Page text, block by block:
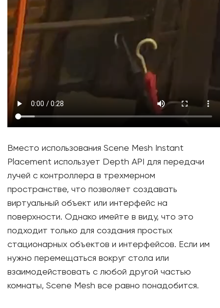
Вместо использования Scene Mesh Instant
Placement использует Depth API для передачи
лучей с контроллера в трехмерном
пространстве, что позволяет создавать
виртуальный объект или интерфейс на
поверхности. Однако имейте в виду, что это
подходит только для создания простых
стационарных объектов и интерфейсов. Если им
нужно перемещаться вокруг стола или
взаимодействовать с любой другой частью
комнаты, Scene Mesh все равно понадобится.